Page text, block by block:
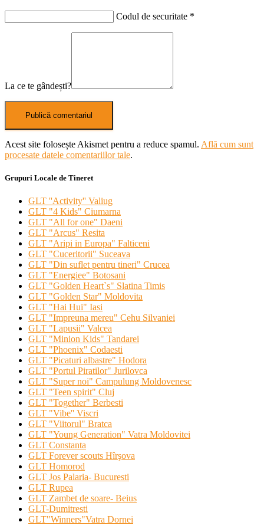
Codul de securitate *
La ce te gândești?
Acest site folosește Akismet pentru a reduce spamul. Află cum sunt
procesate datele comentariilor tale.
Grupuri Locale de Tineret
GLT ''Activity'' Valiug
GLT "4 Kids" Ciumarna
GLT "All for one" Daeni
GLT "Arcus" Resita
GLT "Aripi in Europa" Falticeni
GLT "Cuceritorii" Suceava
GLT "Din suflet pentru tineri" Crucea
GLT "Energiee" Botosani
GLT "Golden Heart`s" Slatina Timis
GLT "Golden Star" Moldovita
GLT "Hai Hui" Iasi
GLT "Impreuna mereu" Cehu Silvaniei
GLT "Lapusii" Valcea
GLT "Minion Kids" Tandarei
GLT "Phoenix" Codaesti
GLT "Picaturi albastre" Hodora
GLT "Portul Piratilor" Jurilovca
GLT "Super noi" Campulung Moldovenesc
GLT "Teen spirit" Cluj
GLT "Together" Berbesti
GLT "Vibe'' Viscri
GLT "Viitorul" Bratca
GLT "Young Generation" Vatra Moldovitei
GLT Constanta
GLT Forever scouts Hîrşova
GLT Homorod
GLT Jos Palaria- Bucuresti
GLT Rupea
GLT Zambet de soare- Beius
GLT-Dumitresti
GLT"Winners"Vatra Dornei